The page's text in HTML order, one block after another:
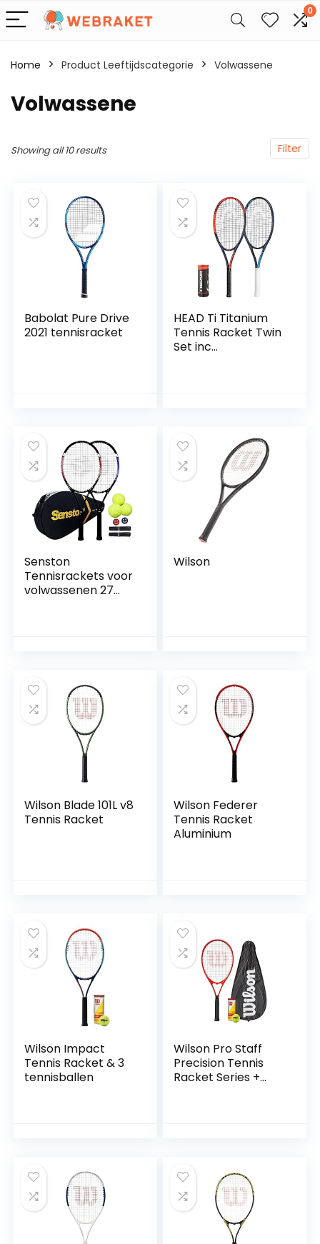
0
Home Product Leeftijdscategorie ‎Volwassene
‎Volwassene
Filter
Showing all 10 results
Babolat Pure Drive
2021 tennisracket
HEAD Ti Titanium
Tennis Racket Twin
Set inc
Senston
Tennisrackets voor
volwassenen 27
Wilson
Wilson Blade 101L v8
Tennis Racket
Wilson Federer
Tennis Racket
Aluminium
Wilson Impact
Tennis Racket & 3
tennisballen
Wilson Pro Staff
Precision Tennis
Racket Series +